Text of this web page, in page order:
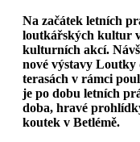
Na začátek letních
loutkářských kultur
kulturních akcí.
nové výstavy
terasách v rámci
je po dobu letních
doba, hravé
koutek v Betlémě.